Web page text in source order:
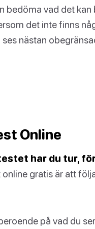
bedöma vad det
det inte finns
nästan
Online
har du tur,
gratis är att
på vad du